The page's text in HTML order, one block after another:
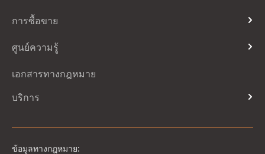
เกี่ยวกับเรา
Telegram
การซื้อขาย
ประเภทบัญชี
วันที่ Rollover
ศูนย์ความรู้
บริการ
เอกสารทางกฎหมาย
ข้อมูลทางกฎหมาย: